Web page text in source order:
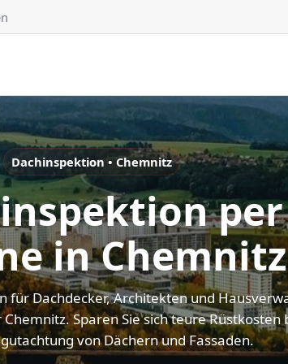
Dachinspektion • Chemnitz
per
in Chemnitz
für Dachdecker, Architekten und
Sparen Sie sich teure Rüstkosten
von Dächern und Fassaden.